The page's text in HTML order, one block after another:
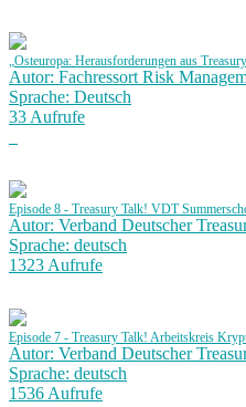
„Osteuropa: Herausforderungen aus
Autor: Fachressort Risk
Sprache: Deutsch
33 Aufrufe
Episode 8 - Treasury Talk! VDT
Autor: Verband Deutscher
Sprache: deutsch
1323 Aufrufe
Episode 7 - Treasury Talk! Arbeitskreis
Autor: Verband Deutscher
Sprache: deutsch
1536 Aufrufe